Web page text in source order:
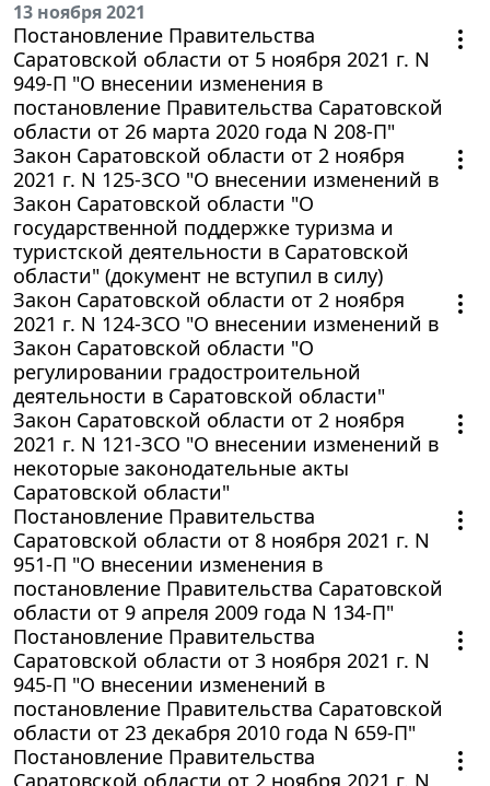
13 ноября 2021
Постановление Правительства
Саратовской области от 5 ноября 2021 г. N
949-П "О внесении изменения в
постановление Правительства Саратовской
области от 26 марта 2020 года N 208-П"
Закон Саратовской области от 2 ноября
2021 г. N 125-ЗСО "О внесении изменений в
Закон Саратовской области "О
государственной поддержке туризма и
туристской деятельности в Саратовской
области" (документ не вступил в силу)
Закон Саратовской области от 2 ноября
2021 г. N 124-ЗСО "О внесении изменений в
Закон Саратовской области "О
регулировании градостроительной
деятельности в Саратовской области"
Закон Саратовской области от 2 ноября
2021 г. N 121-ЗСО "О внесении изменений в
некоторые законодательные акты
Саратовской области"
Постановление Правительства
Саратовской области от 8 ноября 2021 г. N
951-П "О внесении изменения в
постановление Правительства Саратовской
области от 9 апреля 2009 года N 134-П"
Постановление Правительства
Саратовской области от 3 ноября 2021 г. N
945-П "О внесении изменений в
постановление Правительства Саратовской
области от 23 декабря 2010 года N 659-П"
Постановление Правительства